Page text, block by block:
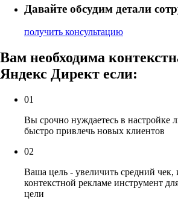
Давайте обсудим детали
получить консультацию
Вам необходима
Яндекс Директ если:
01
Вы срочно нуждаетесь в настройке
быстро привлечь новых клиентов
02
Ваша цель - увеличить средний чек,
контекстной рекламе инструмент
цели